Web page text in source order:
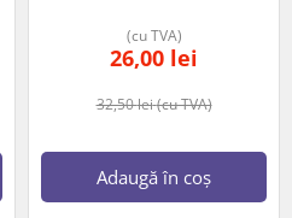
32,50lei(cu TVA)
26,00 lei
(cu TVA)
Adaugă în coș